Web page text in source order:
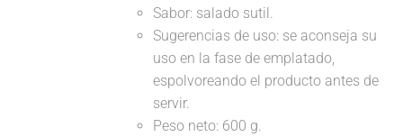
Sabor: salado sutil.
Sugerencias de uso: se aconseja su
uso en la fase de emplatado,
espolvoreando el producto antes de
servir.
Peso neto: 600 g.